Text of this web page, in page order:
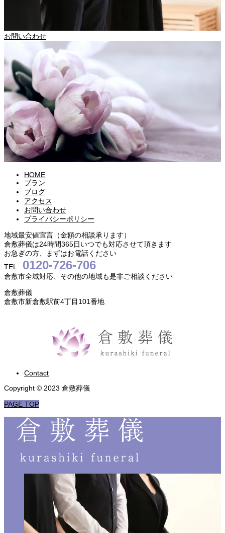
お問い合わせ
HOME
プラン
ブログ
アクセス
お問い合わせ
プライバシーポリシー
地域最安値宣言（金額の相談承ります）
倉敷葬儀は24時間365日いつでも対応させて頂きます
お急ぎの方、まずはお電話ください
TEL : 0120-726-706
倉敷市全域対応、その他の地域も是非ご相談ください
倉敷葬儀
倉敷市新倉敷駅前4丁目101番地
Contact
Copyright © 2023 倉敷葬儀
PAGE TOP